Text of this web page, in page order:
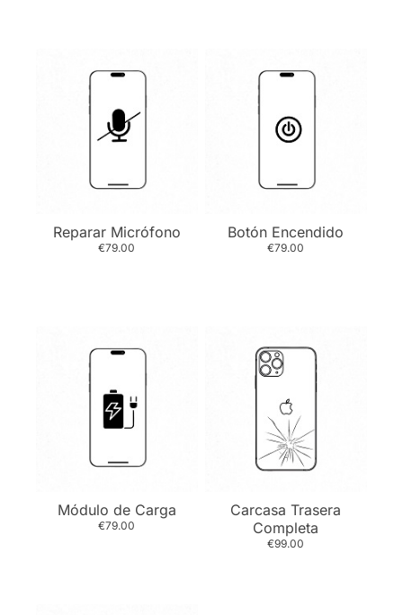
Reparar Micrófono
€79.00
Botón Encendido
€79.00
Módulo de Carga
€79.00
Carcasa Trasera
Completa
€99.00